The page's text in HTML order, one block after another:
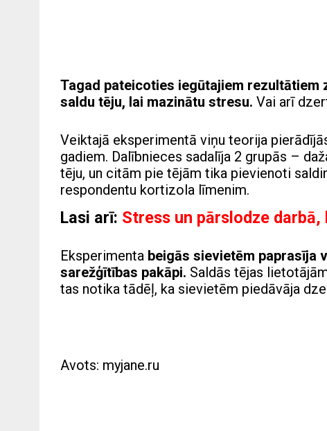
Tagad pateicoties iegūtajiem
saldu tēju, lai mazinātu stresu. Vai arī
Veiktajā eksperimentā viņu teorija
gadiem. Dalībnieces sadalīja 2 grupās –
tēju, un citām pie tējām tika pievienoti
respondentu kortizola līmenim.
Lasi arī: Stress un pārslodze
Eksperimenta beigās sievietēm paprasīja
sarežģītības pakāpi. Saldās tējas
tas notika tādēļ, ka sievietēm piedāvāja
Avots: myjane.ru